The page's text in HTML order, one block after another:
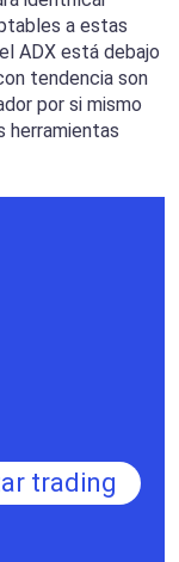
a estas
ADX está debajo
tendencia son
por si mismo
herramientas
trading